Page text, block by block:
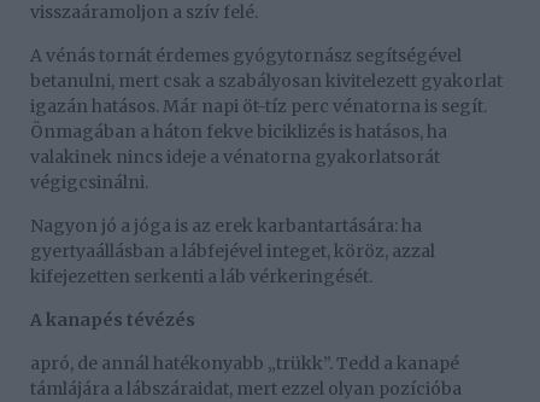
visszaáramoljon a szív felé.
A vénás tornát érdemes gyógytornász segítségével
betanulni, mert csak a szabályosan kivitelezett gyakorlat
igazán hatásos. Már napi öt-tíz perc vénatorna is segít.
Önmagában a háton fekve biciklizés is hatásos, ha
valakinek nincs ideje a vénatorna gyakorlatsorát
végigcsinálni.
Nagyon jó a jóga is az erek karbantartására: ha
gyertyaállásban a lábfejével integet, köröz, azzal
kifejezetten serkenti a láb vérkeringését.
A kanapés tévézés
apró, de annál hatékonyabb „trükk”. Tedd a kanapé
támlájára a lábszáraidat, mert ezzel olyan pozícióba